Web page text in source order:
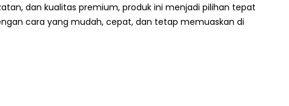
dan kualitas premium, produk ini menjadi pilihan tepat
cara yang mudah, cepat, dan tetap memuaskan di